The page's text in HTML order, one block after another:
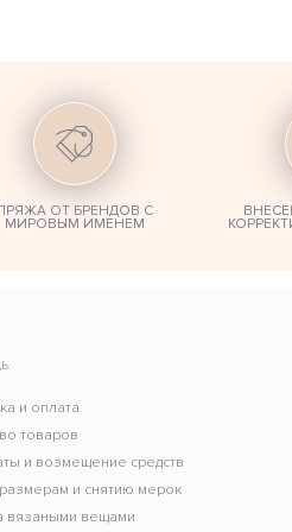
ОТ БРЕНДОВ С
МИРОВЫМ ИМЕНЕМ
и оплата
товаров
и возмещение средств
и снятию мерок
вязаными вещами